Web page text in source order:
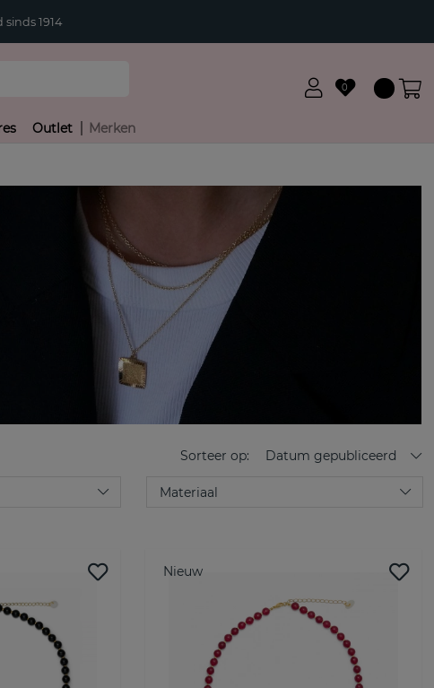
1914
0
Outlet Merken
Sorteer op: Datum gepubliceerd
Nieuw